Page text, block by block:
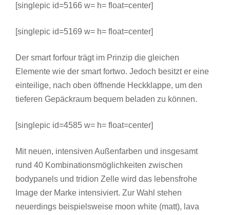
[singlepic id=5166 w= h= float=center]
[singlepic id=5169 w= h= float=center]
Der smart forfour trägt im Prinzip die gleichen
Elemente wie der smart fortwo. Jedoch besitzt er eine
einteilige, nach oben öffnende Heckklappe, um den
tieferen Gepäckraum bequem beladen zu können.
[singlepic id=4585 w= h= float=center]
Mit neuen, intensiven Außenfarben und insgesamt
rund 40 Kombinations­möglichkeiten zwischen
bodypanels und tridion Zelle wird das lebensfrohe
Image der Marke intensiviert. Zur Wahl stehen
neuerdings beispielsweise moon white (matt), lava